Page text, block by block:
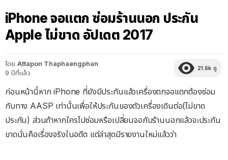
iPhone จอแตก ซ่อมร้านนอก ประกัน
Apple ไม่ขาด อัปเดต 2017
โดย Attapon Thaphaengphan
9 ปีที่แล้ว
21.6k ดู
ก่อนหน้านี้หาก iPhone ที่ยังมีประกันแล้วเครื่องตกจอแตกต้องซ่อม
กับทาง AASP เท่านั้นเพื่อให้ประกันของตัวเครื่องเดินต่อ(ไม่ขาด
ประกัน) ส่วนถ้าหากใครไปซ่อมหรือเปลี่ยนจอกับร้านนอกแล้วจะประกัน
ขาดนั่นคือเรื่องจริงในอดีต แต่ล่าสุดมีรายงานใหม่แล้วว่า